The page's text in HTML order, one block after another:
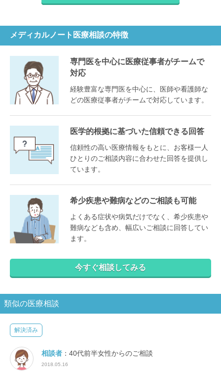
メディカルノート医療相談の特徴
専門医を中心に医療従事者がチームで
対応
経験豊富な専門医を中心に、医師や看護師な
どの医療従事者がチームで対応しています。
医学的根拠に基づいた信頼できる回答
信頼性の高い医療情報をもとに、お客様一人
ひとりのご相談内容に合わせた回答を提供し
ています。
希少疾患や難病などのご相談も可能
よくある症状や病気だけでなく、希少疾患や
難病なども含め、幅広いご相談に回答してい
ます。
今すぐ相談してみる
類似の医療相談
解決済み
相談者 ：40代前半女性からのご相談
2018.05.16